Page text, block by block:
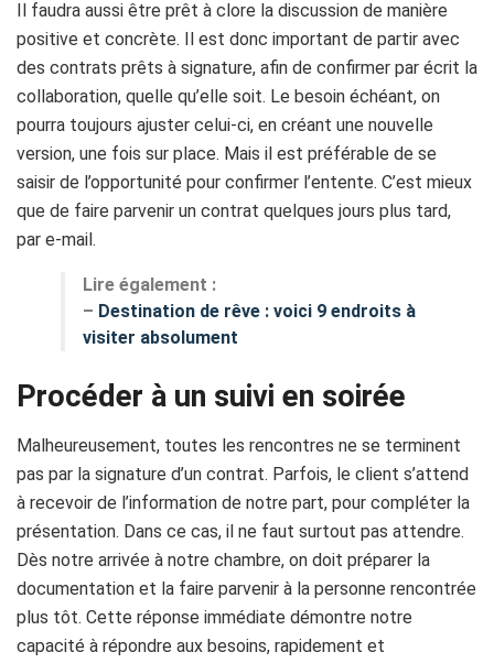
Il faudra aussi être prêt à clore la discussion de manière
positive et concrète. Il est donc important de partir avec
des contrats prêts à signature, afin de confirmer par écrit la
collaboration, quelle qu’elle soit. Le besoin échéant, on
pourra toujours ajuster celui-ci, en créant une nouvelle
version, une fois sur place. Mais il est préférable de se
saisir de l’opportunité pour confirmer l’entente. C’est mieux
que de faire parvenir un contrat quelques jours plus tard,
par e-mail.
Lire également :
– Destination de rêve : voici 9 endroits à
visiter absolument
Procéder à un suivi en soirée
Malheureusement, toutes les rencontres ne se terminent
pas par la signature d’un contrat. Parfois, le client s’attend
à recevoir de l’information de notre part, pour compléter la
présentation. Dans ce cas, il ne faut surtout pas attendre.
Dès notre arrivée à notre chambre, on doit préparer la
documentation et la faire parvenir à la personne rencontrée
plus tôt. Cette réponse immédiate démontre notre
capacité à répondre aux besoins, rapidement et